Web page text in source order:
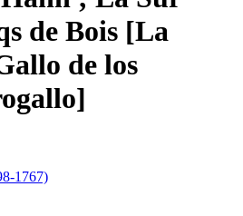
de Bois [La
de los
1767)